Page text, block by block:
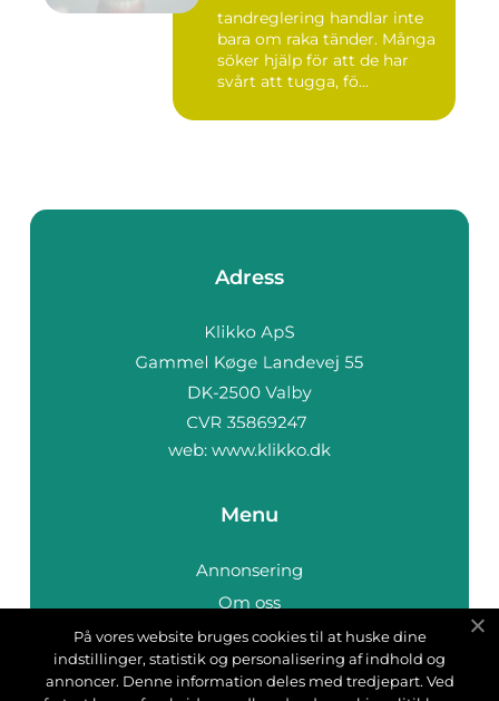
tandreglering handlar inte
bara om raka tänder. Många
söker hjälp för att de har
svårt att tugga, fö...
Adress
web: www.klikko.dk
Menu
Annonsering
Om oss
Cookies
Kontakta oss
På vores website bruges cookies til at huske dine
indstillinger, statistik og personalisering af indhold og
annoncer. Denne information deles med tredjepart. Ved